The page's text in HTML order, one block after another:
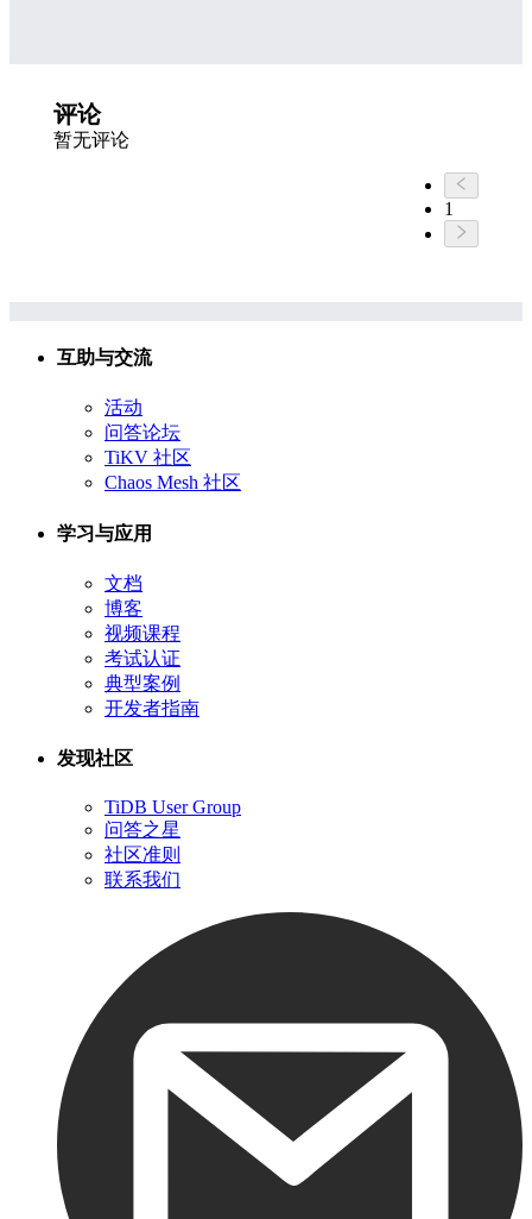
评论
暂无评论
1
互助与交流
活动
问答论坛
TiKV 社区
Chaos Mesh 社区
学习与应用
文档
博客
视频课程
考试认证
典型案例
开发者指南
发现社区
TiDB User Group
问答之星
社区准则
联系我们